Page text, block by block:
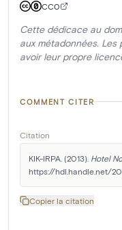
CC0
Cette dédicace au
aux métadonnées.
avoir leur propre
COMMENT CITER
Citation
KIK-IRPA. (2013). Hotel
https://hdl.handle.net/
Copier la citation